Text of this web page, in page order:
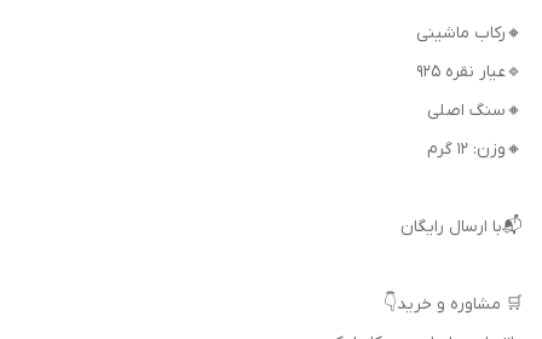
🔸رکاب ماشینی
🔹عیار نقره 925
🔸سنگ اصلی
🔸وزن: ۱۲ گرم
📬با ارسال رایگان
🛒 مشاوره و خرید👇